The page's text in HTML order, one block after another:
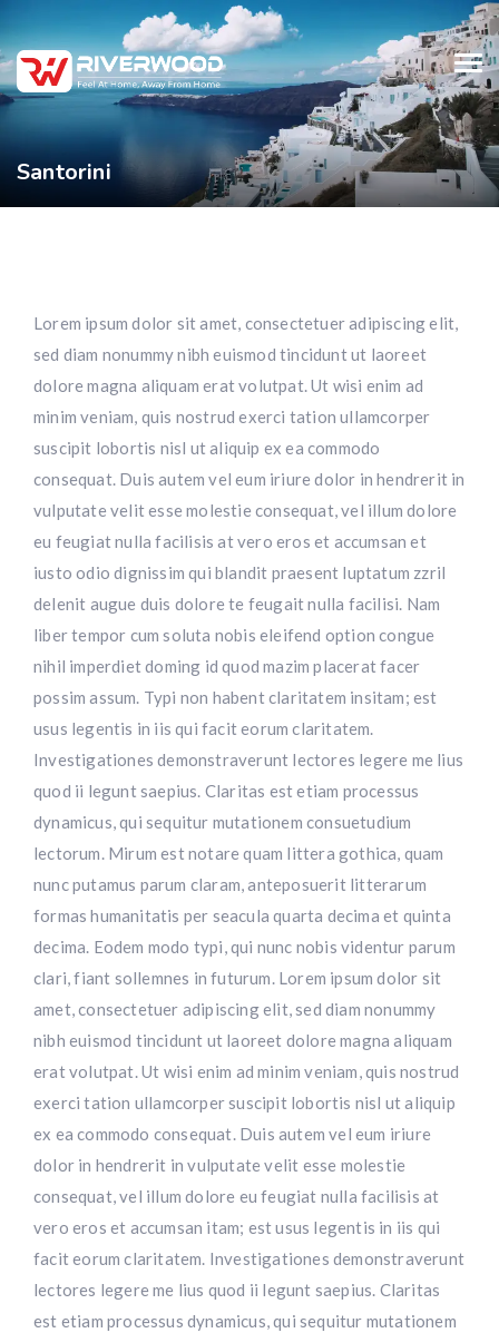
Santorini
Lorem ipsum dolor sit amet, consectetuer adipiscing elit,
sed diam nonummy nibh euismod tincidunt ut laoreet
dolore magna aliquam erat volutpat. Ut wisi enim ad
minim veniam, quis nostrud exerci tation ullamcorper
suscipit lobortis nisl ut aliquip ex ea commodo
consequat. Duis autem vel eum iriure dolor in hendrerit in
vulputate velit esse molestie consequat, vel illum dolore
eu feugiat nulla facilisis at vero eros et accumsan et
iusto odio dignissim qui blandit praesent luptatum zzril
delenit augue duis dolore te feugait nulla facilisi. Nam
liber tempor cum soluta nobis eleifend option congue
nihil imperdiet doming id quod mazim placerat facer
possim assum. Typi non habent claritatem insitam; est
usus legentis in iis qui facit eorum claritatem.
Investigationes demonstraverunt lectores legere me lius
quod ii legunt saepius. Claritas est etiam processus
dynamicus, qui sequitur mutationem consuetudium
lectorum. Mirum est notare quam littera gothica, quam
nunc putamus parum claram, anteposuerit litterarum
formas humanitatis per seacula quarta decima et quinta
decima. Eodem modo typi, qui nunc nobis videntur parum
clari, fiant sollemnes in futurum. Lorem ipsum dolor sit
amet, consectetuer adipiscing elit, sed diam nonummy
nibh euismod tincidunt ut laoreet dolore magna aliquam
erat volutpat. Ut wisi enim ad minim veniam, quis nostrud
exerci tation ullamcorper suscipit lobortis nisl ut aliquip
ex ea commodo consequat. Duis autem vel eum iriure
dolor in hendrerit in vulputate velit esse molestie
consequat, vel illum dolore eu feugiat nulla facilisis at
vero eros et accumsan itam; est usus legentis in iis qui
facit eorum claritatem. Investigationes demonstraverunt
lectores legere me lius quod ii legunt saepius. Claritas
est etiam processus dynamicus, qui sequitur mutationem